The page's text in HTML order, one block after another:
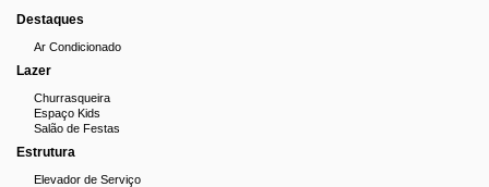
Destaques
Ar Condicionado
Lazer
Churrasqueira
Espaço Kids
Salão de Festas
Estrutura
Elevador de Serviço